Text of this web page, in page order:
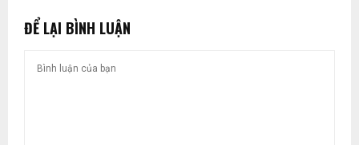
ĐỂ LẠI BÌNH LUẬN